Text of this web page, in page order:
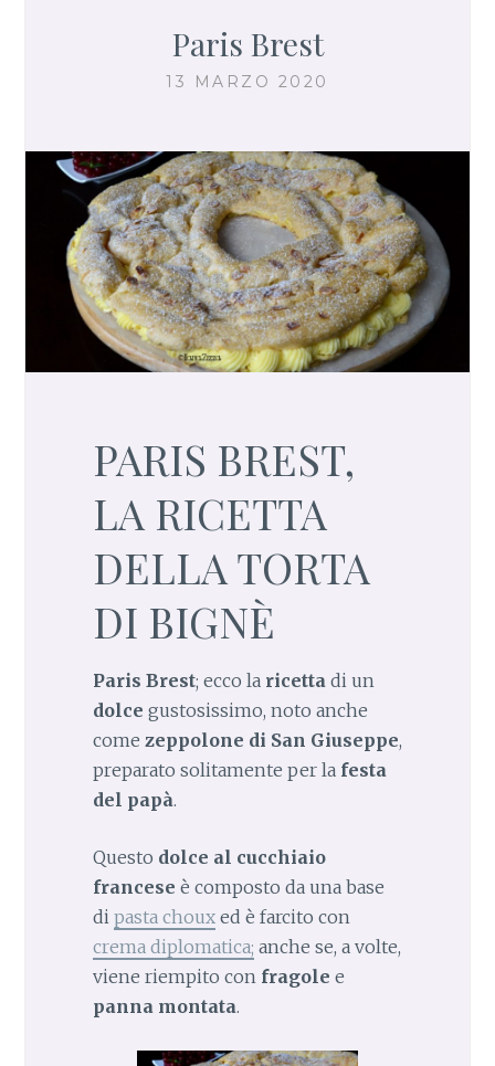
Paris Brest
13 MARZO 2020
PARIS BREST,
LA RICETTA
DELLA TORTA
DI BIGNÈ
Paris Brest; ecco la ricetta di un
dolce gustosissimo, noto anche
come zeppolone di San Giuseppe,
preparato solitamente per la festa
del papà.
Questo dolce al cucchiaio
francese è composto da una base
di pasta chouxed è farcito con
crema diplomatica; anche se, a volte,
viene riempito con fragole e
panna montata.